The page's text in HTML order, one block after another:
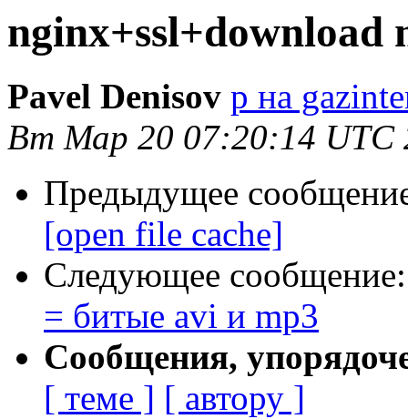
nginx+ssl+download
Pavel Denisov p на
Вт Мар 20 07:20:14 UTC
Предыдущее
[open file cache]
Следующее
= битые avi и mp3
Сообщения,
[ теме ] [ автору ]